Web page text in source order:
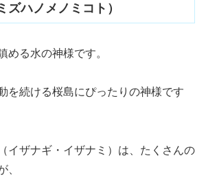
ズハノメノミコト）
める水の神様です。
を続ける桜島にぴったりの神様です
イザナギ・イザナミ）は、たくさんの
、